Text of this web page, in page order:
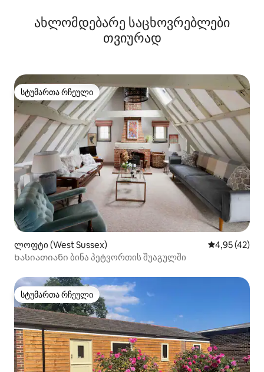
ახლომდებარე საცხოვრებლები
თვიურად
სტუმართა რჩეული
სტუმართა რჩეული
ლოფტი (West Sussex) საშუალო
4,95 (42)
Ხასიათიანი ბინა პეტვორთის შუაგულში
სტუმართა რჩეული
სტუმართა რჩეული